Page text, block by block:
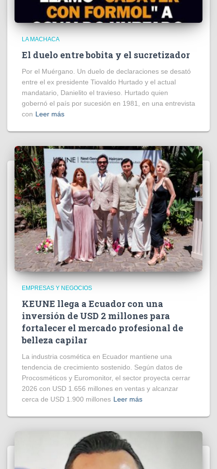
LA MACHACA
El duelo entre bobita y el sucretizador
Por el Muérgano. Un duelo de declaraciones se desató
entre el ex presidente Tiovaldo Hurtado y el actual
mandatario, Danielito el travieso. Hurtado quien
gobernó el país por sucesión en 1981, en una entrevista
con Leer más
EMPRESAS Y NEGOCIOS
KEUNE llega a Ecuador con una
inversión de USD 2 millones para
fortalecer el mercado profesional de
belleza capilar
La industria cosmética en Ecuador mantiene una
tendencia de crecimiento sostenido. Según datos de
Procosméticos y Euromonitor, el sector proyecta cerrar
2026 con USD 1.656 millones en ventas y alcanzar
cerca de USD 1.900 millones Leer más